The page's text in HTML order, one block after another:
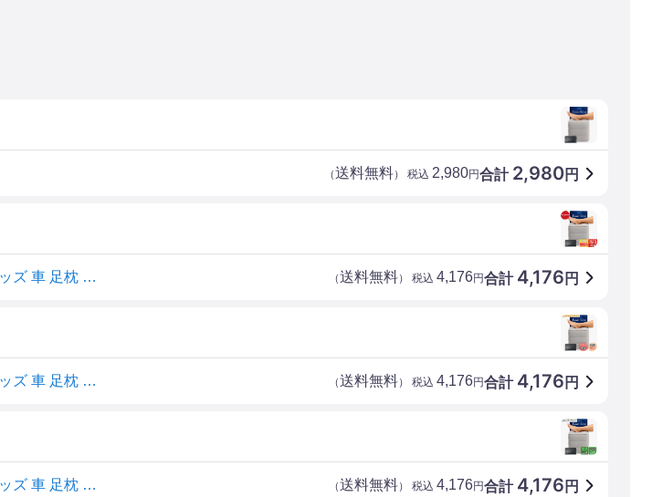
合計 2,980円
（送料無料） 税込 2,980円
【送料無料】[TAVILAX] フットレスト 飛行機 【るるぶ掲載＆現役CA監修】 快適グッズ 車 足枕 足置き 車中泊マット (グレー) 合計 4,176 円
（送料無料） 税込 4,176円
【送料無料】[TAVILAX] フットレスト 飛行機 【るるぶ掲載＆現役CA監修】 快適グッズ 車 足枕 足置き 車中泊マット (グレー) 合計 4,176 円
（送料無料） 税込 4,176円
【送料無料】[TAVILAX] フットレスト 飛行機 【るるぶ掲載＆現役CA監修】 快適グッズ 車 足枕 足置き 車中泊マット (グレー) 合計 4,176 円
（送料無料） 税込 4,176円